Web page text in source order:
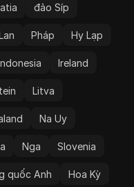
đảo Síp
Pháp Hy Lạp
Ireland
Litva
Na Uy
Nga Slovenia
quốc Anh Hoa Kỳ